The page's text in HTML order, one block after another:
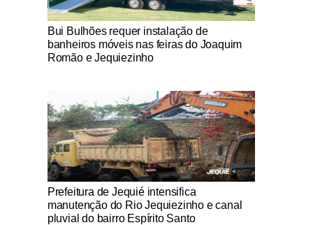
Notícias Católicas
Bui Bulhões requer instalação de
banheiros móveis nas feiras do Joaquim
Romão e Jequiezinho
Notícias Católicas
Prefeitura de Jequié intensifica
manutenção do Rio Jequiezinho e canal
pluvial do bairro Espírito Santo